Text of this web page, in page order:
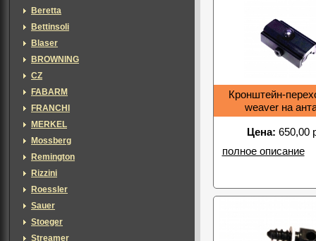
Кронштейн-
weaver на
Цена: 650,00
полное описание
Beretta
Bettinsoli
Blaser
BROWNING
CZ
FABARM
FRANCHI
MERKEL
Mossberg
Remington
Rizzini
Roessler
Sauer
Stoeger
Streamer